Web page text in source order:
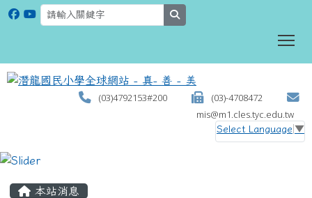
(03)4792153#200
(03)-4708472
mis@m1.cles.tyc.edu.tw
Select Language ▼
本站消息